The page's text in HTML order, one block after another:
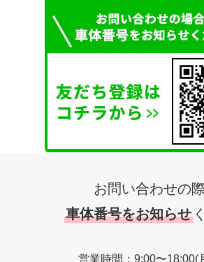
お問い合わせの
車体番号をお知らせ
営業時間：9:00〜18:00(